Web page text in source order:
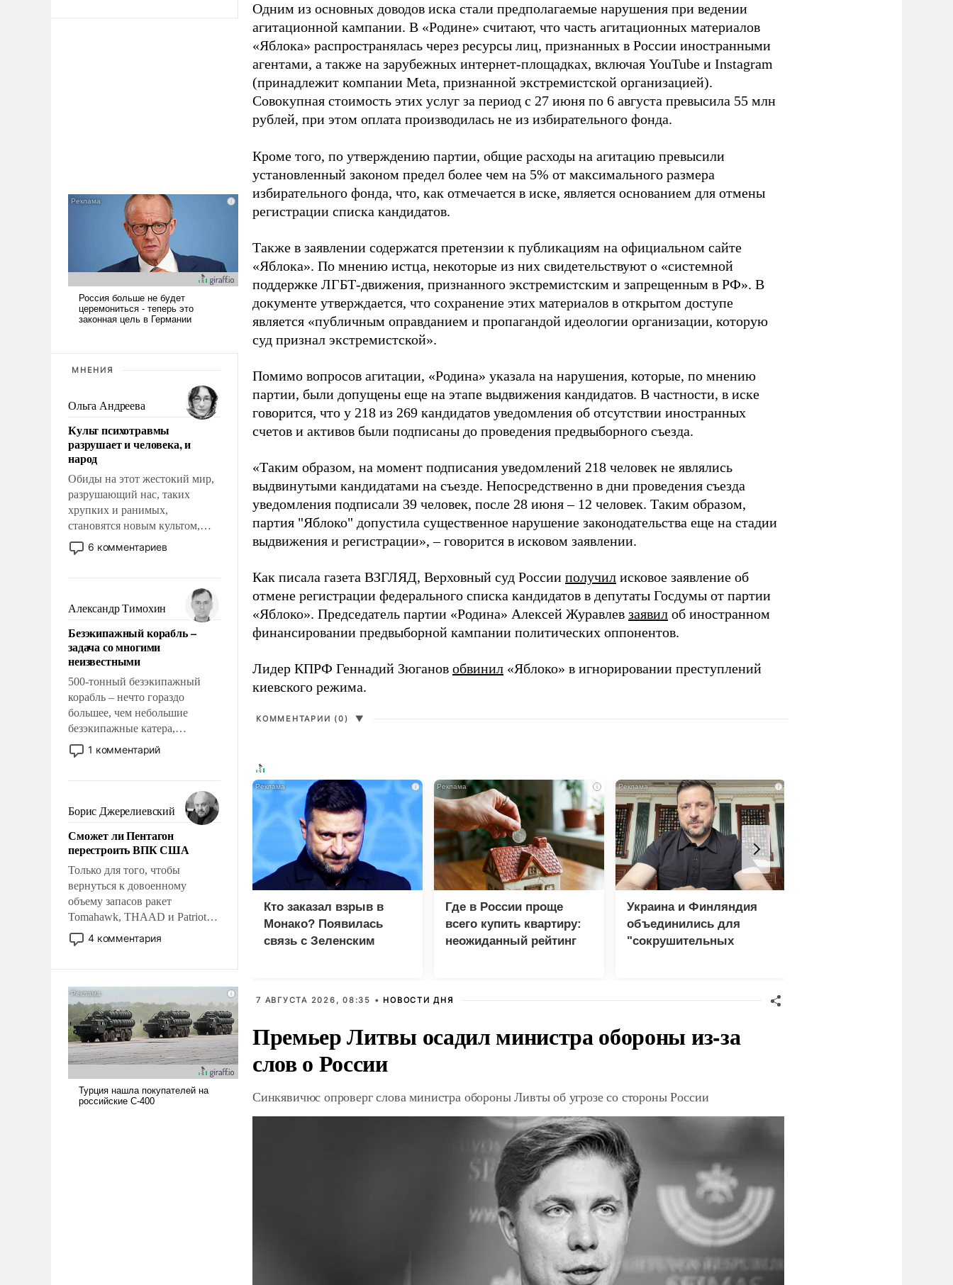
МНЕНИЯ
Ольга Андреева
Культ психотравмы
разрушает и человека, и
народ
Обиды на этот жестокий мир,
разрушающий нас, таких
хрупких и ранимых,
становятся новым культом,
постепенно вытесняя и
отменяя традиционное
мужественным и твердым под
ударами судьбы, брать на себя
ответственность, помогать
слабым, идти вперед и
адаптироваться.
6 комментариев
Александр Тимохин
Безэкипажный корабль –
задача со многими
неизвестными
500-тонный безэкипажный
корабль – нечто гораздо
большее, чем небольшие
безэкипажные катера,
применение которых уже
стало обыденностью. Задача по
сложна и амбициозна. Однако
и ее реализация радикально
поднимет наши боевые
возможности.
1 комментарий
Борис Джерелиевский
Сможет ли Пентагон
перестроить ВПК США
Только для того, чтобы
вернуться к довоенному
объему запасов ракет
Tomahawk, THAAD и Patriot
США потребуется более трех
лет. Даже небольшая война с
Сложившаяся ситуация
означает многолетний период
уязвимости США, например,
перед Китаем.
4 комментария
Одним из основных доводов иска стали предполагаемые нарушения при ведении
агитационной кампании. В «Родине» считают, что часть агитационных материалов
«Яблока» распространялась через ресурсы лиц, признанных в России иностранными
агентами, а также на зарубежных интернет-площадках, включая YouTube и Instagram
(принадлежит компании Meta, признанной экстремистской организацией).
Совокупная стоимость этих услуг за период с 27 июня по 6 августа превысила 55 млн
рублей, при этом оплата производилась не из избирательного фонда.
Кроме того, по утверждению партии, общие расходы на агитацию превысили
установленный законом предел более чем на 5% от максимального размера
избирательного фонда, что, как отмечается в иске, является основанием для отмены
регистрации списка кандидатов.
Также в заявлении содержатся претензии к публикациям на официальном сайте
«Яблока». По мнению истца, некоторые из них свидетельствуют о «системной
поддержке ЛГБТ-движения, признанного экстремистским и запрещенным в РФ». В
документе утверждается, что сохранение этих материалов в открытом доступе
является «публичным оправданием и пропагандой идеологии организации, которую
суд признал экстремистской».
Помимо вопросов агитации, «Родина» указала на нарушения, которые, по мнению
партии, были допущены еще на этапе выдвижения кандидатов. В частности, в иске
говорится, что у 218 из 269 кандидатов уведомления об отсутствии иностранных
счетов и активов были подписаны до проведения предвыборного съезда.
«Таким образом, на момент подписания уведомлений 218 человек не являлись
выдвинутыми кандидатами на съезде. Непосредственно в дни проведения съезда
уведомления подписали 39 человек, после 28 июня – 12 человек. Таким образом,
партия "Яблоко" допустила существенное нарушение законодательства еще на стадии
выдвижения и регистрации», – говорится в исковом заявлении.
Как писала газета ВЗГЛЯД, Верховный суд России получил исковое заявление об
отмене регистрации федерального списка кандидатов в депутаты Госдумы от партии
«Яблоко». Председатель партии «Родина» Алексей Журавлев заявил об иностранном
финансировании предвыборной кампании политических оппонентов.
Лидер КПРФ Геннадий Зюганов обвинил «Яблоко» в игнорировании преступлений
киевского режима.
КОММЕНТАРИИ (0) ▼
i
Кто заказал взрыв в
Монако? Появилась
связь с Зеленским
i
Где в России проще
всего купить квартиру:
неожиданный рейтинг
i
Украина и Финляндия
объединились для
"сокрушительных
7 АВГУСТА 2026, 08:35 • НОВОСТИ ДНЯ
Премьер Литвы осадил министра обороны из-за
слов о России
Синкявичюс опроверг слова министра обороны Ливты об угрозе со стороны России